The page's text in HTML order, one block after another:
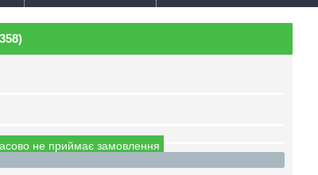
не приймає замовлення